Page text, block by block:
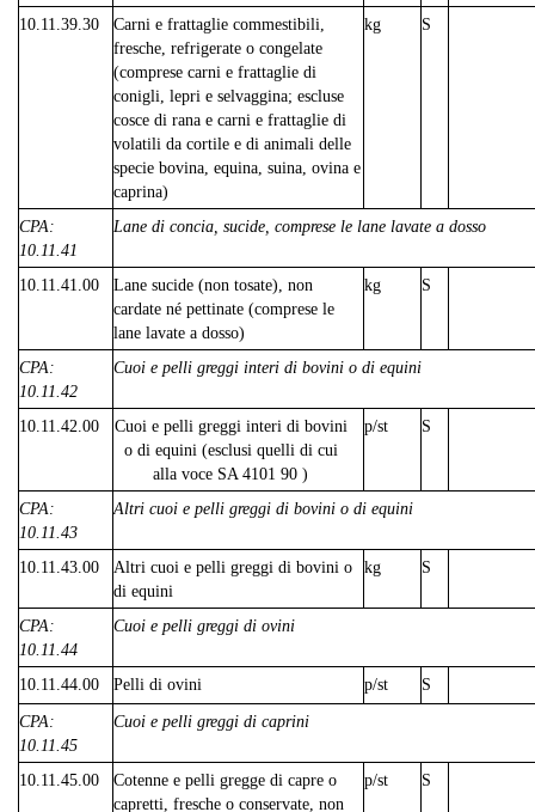
10.11.39.30
Carni e frattaglie commestibili,
fresche, refrigerate o congelate
(comprese carni e frattaglie di
conigli, lepri e selvaggina; escluse
cosce di rana e carni e frattaglie di
volatili da cortile e di animali delle
specie bovina, equina, suina, ovina e
caprina)
kg S
CPA:
10.11.41
Lane di concia, sucide, comprese le lane lavate a dosso
10.11.41.00
Lane sucide (non tosate), non
cardate né pettinate (comprese le
lane lavate a dosso)
kg S
CPA:
10.11.42
Cuoi e pelli greggi interi di bovini o di equini
10.11.42.00
Cuoi e pelli greggi interi di bovini
o di equini (esclusi quelli di cui
alla voce SA 4101 90 )
p/st S
CPA:
10.11.43
Altri cuoi e pelli greggi di bovini o di equini
10.11.43.00
Altri cuoi e pelli greggi di bovini o
di equini
kg S
CPA:
10.11.44
Cuoi e pelli greggi di ovini
10.11.44.00 Pelli di ovini p/st
S
CPA:
10.11.45
Cuoi e pelli greggi di caprini
10.11.45.00
Cotenne e pelli gregge di capre o
capretti, fresche o conservate, non
p/st S